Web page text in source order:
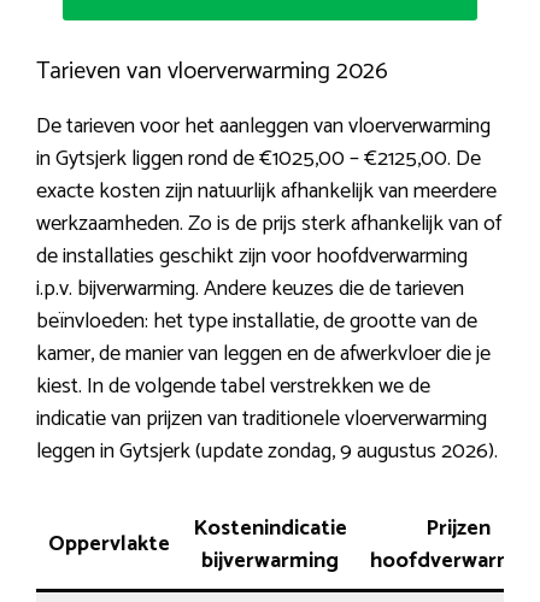
Tarieven van vloerverwarming 2026
De tarieven voor het aanleggen van vloerverwarming
in Gytsjerk liggen rond de €1025,00 – €2125,00. De
exacte kosten zijn natuurlijk afhankelijk van meerdere
werkzaamheden. Zo is de prijs sterk afhankelijk van of
de installaties geschikt zijn voor hoofdverwarming
i.p.v. bijverwarming. Andere keuzes die de tarieven
beïnvloeden: het type installatie, de grootte van de
kamer, de manier van leggen en de afwerkvloer die je
kiest. In de volgende tabel verstrekken we de
indicatie van prijzen van traditionele vloerverwarming
leggen in Gytsjerk (update zondag, 9 augustus 2026).
Oppervlakte
Kostenindicatie
bijverwarming
Prijzen